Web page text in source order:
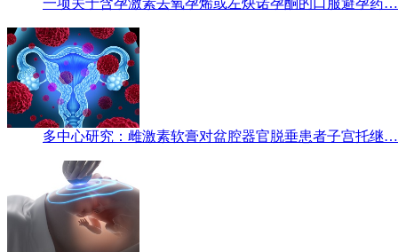
多中心研究：雌激素软膏对盆腔器官脱垂患者子宫托继…